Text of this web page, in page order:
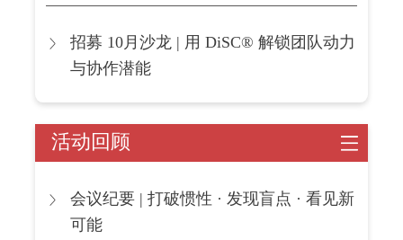
招募 10月沙龙 | 用 DiSC® 解锁团队动力
与协作潜能
活动回顾
会议纪要 | 打破惯性 · 发现盲点 · 看见新
可能